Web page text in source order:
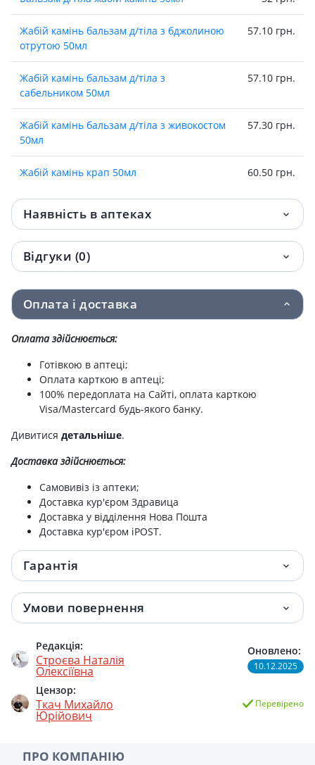
Жабiй камiнь бальзам д/тiла з бджолиною
отрутою 50мл
57.10 грн.
Жабiй камiнь бальзам д/тiла з
сабельником 50мл
57.10 грн.
Жабiй камiнь бальзам д/тiла з живокостом
50мл
57.30 грн.
Жабiй камiнь крап 50мл 60.50 грн.
Наявність в аптеках
Відгуки (0)
Оплата і доставка
Оплата здійснюється:
Готівкою в аптеці;
Оплата карткою в аптеці;
100% передоплата на Сайті, оплата карткою
Visa/Mastercard будь-якого банку.
Дивитися детальніше.
Доставка здійснюється:
Самовивіз із аптеки;
Доставка кур'єром Здравица
Доставка у відділення Нова Пошта
Доставка кур'єром iPOST.
Гарантія
Умови повернення
Редакція:
Строєва Наталія
Олексіївна
Цензор:
Ткач Михайло
Юрійович
Оновлено:
10.12.2025
Перевірено
ПРО КОМПАНІЮ